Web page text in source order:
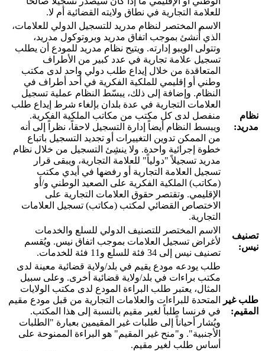
للعلامة التجارية في نطاق ولايته القضائية أم لا.
نظام
مدريد:
الاسم المختصر لنظام مدريد للتسجيل الدولي للعلامات،
الذي أُنشئ بموجب اتفاق مدريد وبروتوكول مدريد،
وتتولى الويبو إدارته. ويتيح نظام مدريد للمودع أن يطلب
تسجيل علامة تجارية في عدد كبير من الأطراف
المتعاقدة من خلال إيداع طلب دولي واحد لدى مكتب
وطني أو إقليمي للملكية الفكرية في أحد أطراف في
النظام. وإضافة إلى ذلك، يبسّط النظام عملية تسجيل
العلامات التجارية في عدة بلدان بإلغاء شرط إيداع طلب
منفصل لدى كل مكتب من مكاتب الملكية الفكرية.
ويبسط النظام أيضاً إدارة التسجيل لاحقاً، نظراً إلى أنه
من الممكن تدوين التغييرات أو تجديد التسجيل باتباع
خطوة إجرائية واحدة. ولا ينشِئ التسجيل من خلال نظام
مدريد تسجيلاً "دولياً" للعلامة التجارية، ويبقى قرار
تسجيل العلامة التجارية أو رفضها في أيدي مكتب
(مكاتب) الملكية الفكرية على الصعيد الوطني و/أو
الإقليمي. وتقتصر حقوق العلامات التجارية على
الاختصاص القضائي لمكتب (مكاتب) تسجيل العلامات
التجارية.
تصنيف
نيس:
الاسم المختصر للتصنيف الدولي للسلع والخدمات
لأغراض تسجيل العلامات بموجب اتفاق نيس. ويُقسم
تصنيف نيس إلى 34 فئة للسلع و11 فئة للخدمات.
طلب غير
المقيم:
طلب يودعه مودع يقيم في بلد/ولاية قضائية معينة لدى
مكتب براءات في بلد/ولاية قضائية أخرى. وعلى سبيل
المثال، يعتبر طلب البراءة المودع لدى مكتب الولايات
المتحدة للبراءات والعلامات التجارية من قبل مودع مقيم
في فرنسا طلباً لغير مقيم بالنسبة إلى هذا المكتب.
ويُشار أحياناً إلى طلبات غير المقيمين بعبارة "الطلبات
الأجنبية". و"منح غير المقيم" هو البراءة الممنوحة على
أساس طلب لغير مقيم.